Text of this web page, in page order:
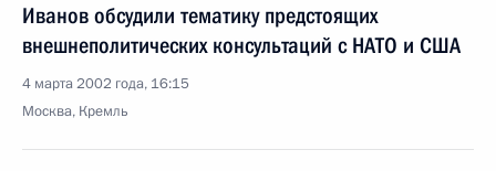
Иванов обсудили тематику предстоящих
внешнеполитических консультаций с НАТО и США
4 марта 2002 года, 16:15
Москва, Кремль